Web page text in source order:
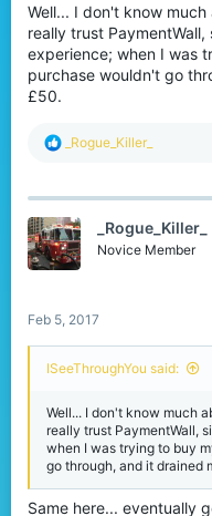
Well... I don't know
really trust
experience; when I was
purchase wouldn't go
£50.
R
c
i
o
n
_Rogue_Killer_
_Rogue_Killer_
Novice Member
Feb 5, 2017
ISeeThroughYou said:
Well... I don't know much
really trust PaymentWall,
when I was trying to buy
go through, and it drained
Same here... eventually